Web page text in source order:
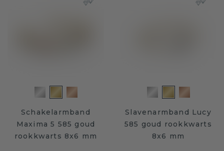
Schakelarmband
Maxima 5 585 goud
rookkwarts 8x6 mm
Slavenarmband Lucy
585 goud rookkwarts
8x6 mm